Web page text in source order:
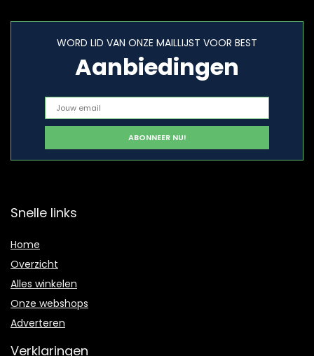
WORD LID VAN ONZE MAILLIJST VOOR BEST
Aanbiedingen
Snelle links
Home
Overzicht
Alles winkelen
Onze webshops
Adverteren
Verklaringen